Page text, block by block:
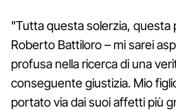
"Tutta questa solerzia, questa
Roberto Battiloro – mi sarei
profusa nella ricerca di una
conseguente giustizia. Mio
portato via dai suoi affetti più